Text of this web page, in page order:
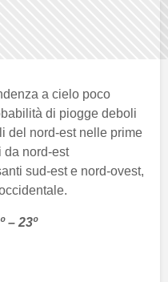
a cielo poco
di piogge deboli
del nord-est nelle prime
da nord-est
sud-est e nord-ovest,
– 23º